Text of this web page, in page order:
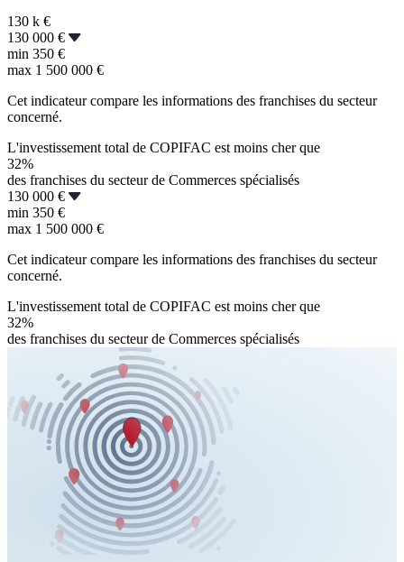
130 k €
130 000 €
min 350 €
max 1 500 000 €
Cet indicateur compare les informations des franchises du secteur
concerné.
L'investissement total de COPIFAC est moins cher que
32%
des franchises du secteur de Commerces spécialisés
130 000 €
min 350 €
max 1 500 000 €
Cet indicateur compare les informations des franchises du secteur
concerné.
L'investissement total de COPIFAC est moins cher que
32%
des franchises du secteur de Commerces spécialisés